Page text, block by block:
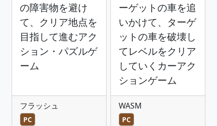
の障害物を避け
て、クリア地点を
目指して進むアク
ション・パズルゲ
ーム
フラッシュ
PC
ーゲットの車を追
いかけて、ターゲ
ットの車を破壊し
てレベルをクリア
していくカーアク
ションゲーム
WASM
PC